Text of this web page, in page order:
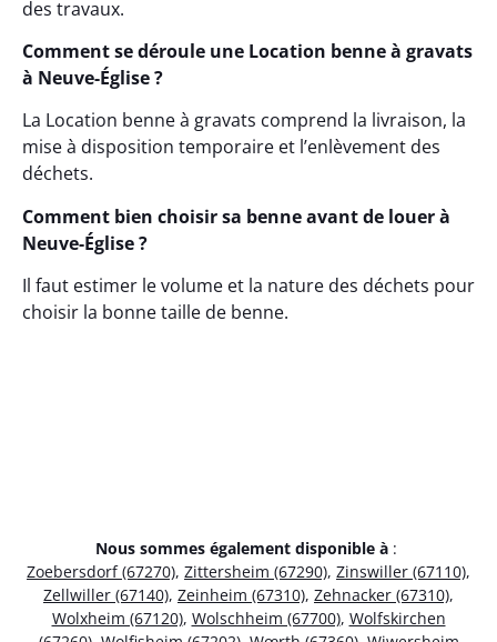
des travaux.
Comment se déroule une Location benne à gravats
à Neuve-Église ?
La Location benne à gravats comprend la livraison, la
mise à disposition temporaire et l’enlèvement des
déchets.
Comment bien choisir sa benne avant de louer à
Neuve-Église ?
Il faut estimer le volume et la nature des déchets pour
choisir la bonne taille de benne.
Nous sommes également disponible à :
Zoebersdorf (67270), Zittersheim (67290), Zinswiller (67110),
Zellwiller (67140), Zeinheim (67310), Zehnacker (67310),
Wolxheim (67120), Wolschheim (67700), Wolfskirchen